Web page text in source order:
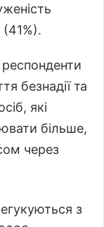
безнадії та
які
більше,
через
з